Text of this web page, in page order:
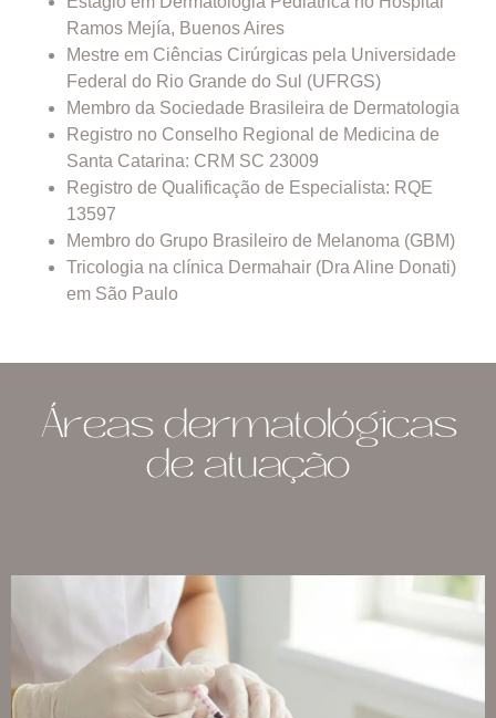
Ramos Mejía, Buenos Aires
Mestre em Ciências Cirúrgicas pela Universidade
Federal do Rio Grande do Sul (UFRGS)
Membro da Sociedade Brasileira de Dermatologia
Registro no Conselho Regional de Medicina de
Santa Catarina: CRM SC 23009
Registro de Qualificação de Especialista: RQE
13597
Membro do Grupo Brasileiro de Melanoma (GBM)
Tricologia na clínica Dermahair (Dra Aline Donati)
em São Paulo
Áreas dermatológicas
de atuação